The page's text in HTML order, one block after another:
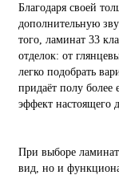
Благодаря своей
дополнительную
того, ламинат 33
отделок: от
легко подобрать
придаёт полу более
эффект настоящего
При выборе
вид, но и